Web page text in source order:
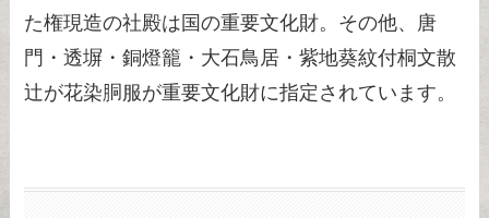
た権現造の社殿は国の重要文化財。その他、唐
門・透塀・銅燈籠・大石鳥居・紫地葵紋付桐文散
辻が花染胴服が重要文化財に指定されています。